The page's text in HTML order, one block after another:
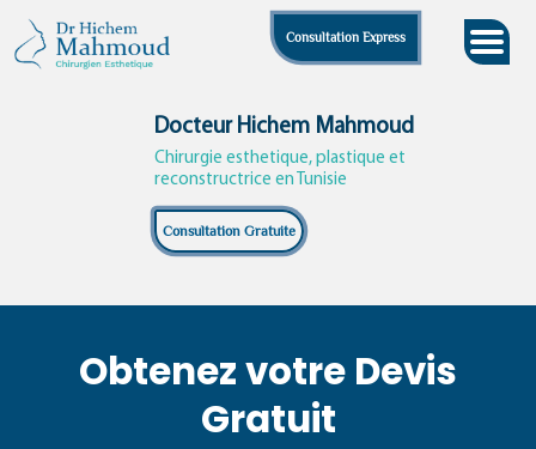
content
Consultation Express
Docteur Hichem Mahmoud
Chirurgie esthetique, plastique et
reconstructrice en Tunisie
Consultation Gratuite
Obtenez votre Devis
Gratuit